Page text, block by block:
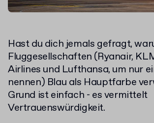
Hast du dich jemals gefragt,
Fluggesellschaften (Ryanair,
Airlines und Lufthansa, um nur
nennen) Blau als Hauptfarbe
Grund ist einfach - es vermittelt
Vertrauenswürdigkeit.